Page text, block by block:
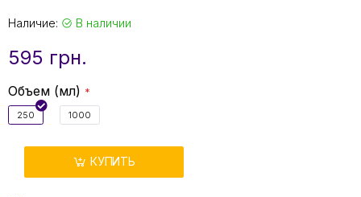
Наличие: В наличии
595 грн.
Объем (мл)
250 1000
КУПИТЬ